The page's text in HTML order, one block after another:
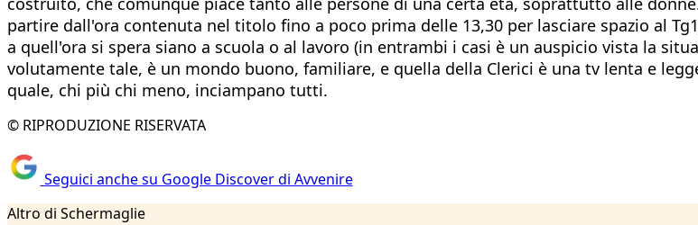
partire dall'ora contenuta nel titolo fino a poco prima delle 13,30 per lasciare spazio al
a quell'ora si spera siano a scuola o al lavoro (in entrambi i casi è un auspicio vista la
volutamente tale, è un mondo buono, familiare, e quella della Clerici è una tv lenta e
quale, chi più chi meno, inciampano tutti.
© RIPRODUZIONE RISERVATA
Seguici anche su Google Discover di Avvenire
Altro di Schermaglie